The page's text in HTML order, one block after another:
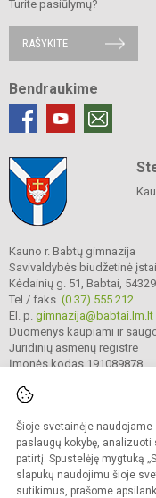
Šioje svetainėje
paslaugų kokybę,
patirtį. Spustelėję mygtuką
slapukų naudojimu šioje
sutikimus, prašome
Turite pasiūlymų?
RAŠYKITE
Bendraukime
Kauno r. Babtų gimnazija
Savivaldybės biudžetinė
Kėdainių g. 51, Babtai,
Tel./ faks. (0 37) 555 212
El. p. gimnazija@babtai.lm.lt
Duomenys kaupiami ir
Juridinių asmenų registre
Įmonės kodas 191089878
© 2025. Kauno r.
Kopijuoti turinį be